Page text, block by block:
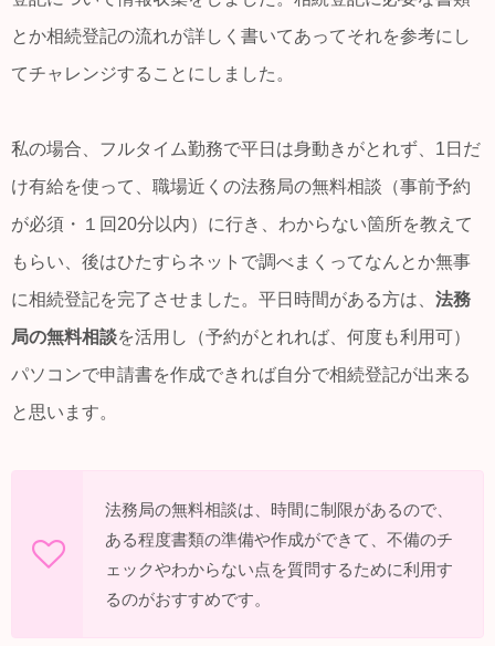
とか相続登記の流れが詳しく書いてあってそれを参考にし
てチャレンジすることにしました。
私の場合、フルタイム勤務で平日は身動きがとれず、1日だ
け有給を使って、職場近くの法務局の無料相談（事前予約
が必須・１回20分以内）に行き、わからない箇所を教えて
もらい、後はひたすらネットで調べまくってなんとか無事
に相続登記を完了させました。平日時間がある方は、 法務
局の無料相談を活用し（予約がとれれば、何度も利用可）
パソコンで申請書を作成できれば自分で相続登記が出来る
と思います。
法務局の無料相談は、時間に制限があるので、
ある程度書類の準備や作成ができて、不備のチ
ェックやわからない点を質問するために利用す
るのがおすすめです。